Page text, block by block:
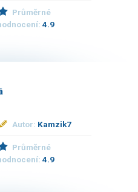
Průměrné
4.9
Autor: Kamzik7
Průměrné
4.9